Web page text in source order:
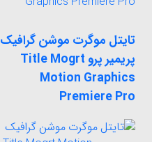
تایتل موگرت موشن گرافیک
پریمیر پرو Title Mogrt
Motion Graphics
Premiere Pro